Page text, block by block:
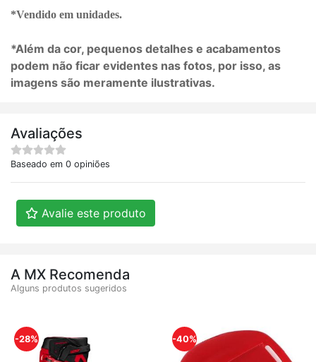
*Vendido em unidades.
*Além da cor, pequenos detalhes e acabamentos
podem não ficar evidentes nas fotos, por isso, as
imagens são meramente ilustrativas.
Avaliações
Baseado em 0 opiniões
Avalie este produto
A MX Recomenda
Alguns produtos sugeridos
-28% -40%